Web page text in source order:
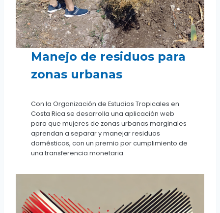
Manejo de residuos para
zonas urbanas
Con la Organización de Estudios Tropicales en
Costa Rica se desarrolla una aplicación web
para que mujeres de zonas urbanas marginales
aprendan a separar y manejar residuos
domésticos, con un premio por cumplimiento de
una transferencia monetaria.